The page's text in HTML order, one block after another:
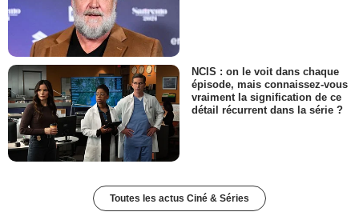
NCIS : on le voit dans chaque
épisode, mais connaissez-vous
vraiment la signification de ce
détail récurrent dans la série ?
Toutes les actus Ciné & Séries